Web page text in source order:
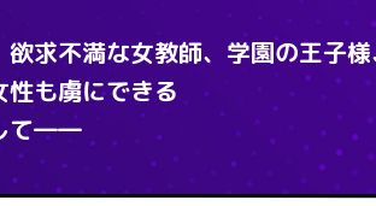
求不満な女教師、学園の王子
も虜にできる
て――